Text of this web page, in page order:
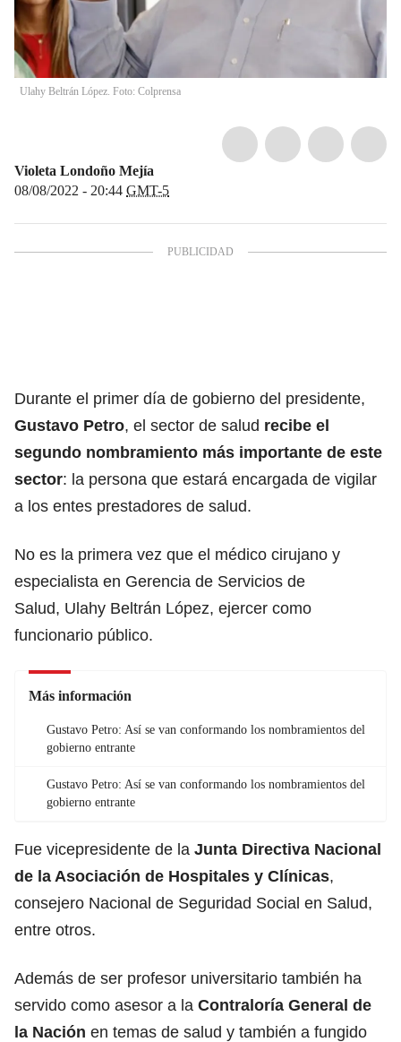
Ulahy Beltrán López. Foto: Colprensa
Violeta Londoño Mejía
08/08/2022 - 20:44 GMT-5
Durante el primer día de gobierno del presidente,
Gustavo Petro, el sector de salud recibe el
segundo nombramiento más importante de este
sector: la persona que estará encargada de vigilar
a los entes prestadores de salud.
No es la primera vez que el médico cirujano y
especialista en Gerencia de Servicios de
Salud, Ulahy Beltrán López, ejercer como
funcionario público.
Más información
Gustavo Petro: Así se van conformando los nombramientos del
gobierno entrante
Gustavo Petro: Así se van conformando los nombramientos del
gobierno entrante
Fue vicepresidente de la Junta Directiva Nacional
de la Asociación de Hospitales y Clínicas,
consejero Nacional de Seguridad Social en Salud,
entre otros.
Además de ser profesor universitario también ha
servido como asesor a la Contraloría General de
la Nación en temas de salud y también a fungido